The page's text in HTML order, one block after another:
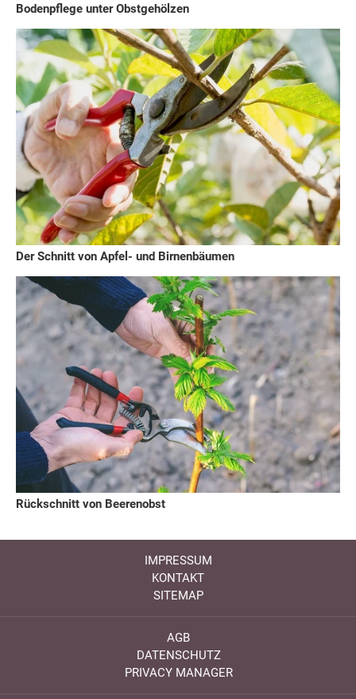
Bodenpflege unter Obstgehölzen
Der Schnitt von Apfel- und Birnenbäumen
Rückschnitt von Beerenobst
IMPRESSUM
KONTAKT
SITEMAP
AGB
DATENSCHUTZ
PRIVACY MANAGER